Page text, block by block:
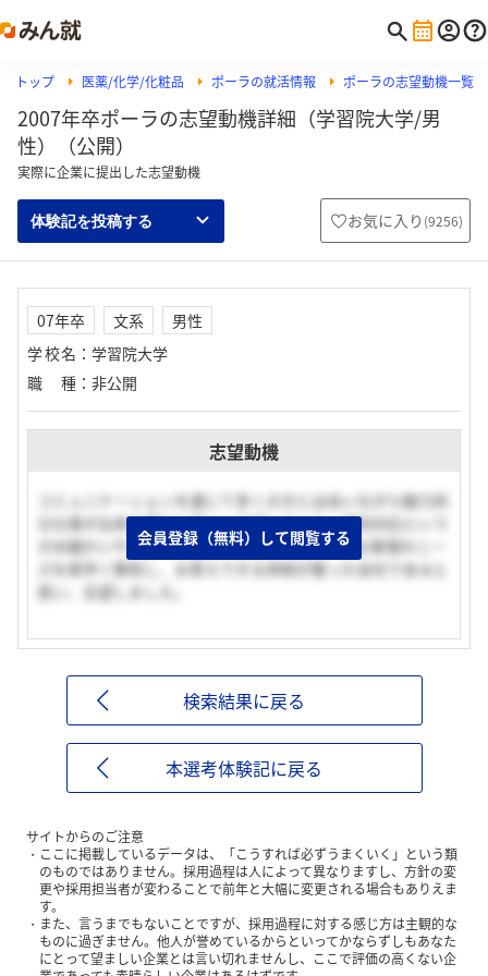
トップ 医薬/化学/化粧品 ポーラの就活情報 ポーラの志望動機一覧
2007年卒ポーラの志望動機詳細（学習院大学/男
性）（公開）
実際に企業に提出した志望動機
体験記を投稿する お気に入り (9256)
07年卒 文系
男性
学校名 ： 学習院大学
職種 ： 非公開
志望動機
コミュニケーションを通じて多くの方と出会いながら魅力的
な仕事が出来る場だと思い、志望しました。個別対応という
きめ細かいサービスを提供することによって、お客様のニー
ズを素早く察知し、お答えできる体制が整った会社であると
思い、志望しました。
会員登録（無料）して閲覧する
検索結果に戻る
本選考体験記に戻る
サイトからのご注意
ここに掲載しているデータは、「こうすれば必ずうまくいく」という類
のものではありません。採用過程は人によって異なりますし、方針の変
更や採用担当者が変わることで前年と大幅に変更される場合もありえま
す。
また、言うまでもないことですが、採用過程に対する感じ方は主観的な
ものに過ぎません。他人が誉めているからといってかならずしもあなた
にとって望ましい企業とは言い切れませんし、ここで評価の高くない企